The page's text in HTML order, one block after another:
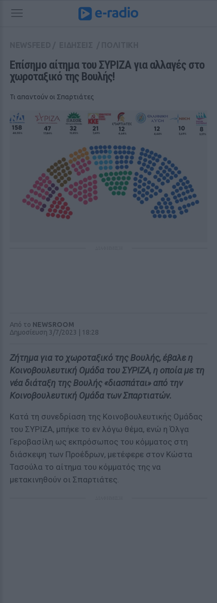
Επίσημο αίτημα του ΣΥΡΙΖΑ για αλλαγές στο
χωροταξικό της Βουλής!
Τι απαντούν οι Σπαρτιάτες
Από το NEWSROOM
Δημοσίευση 3/7/2023 | 18:28
Ζήτημα για το χωροταξικό της Βουλής, έβαλε η
Κοινοβουλευτική Ομάδα του ΣΥΡΙΖΑ, η οποία με τη
νέα διάταξη της Βουλής «διασπάται» από την
Κοινοβουλευτική Ομάδα των Σπαρτιατών.
Κατά τη συνεδρίαση της Κοινοβουλευτικής Ομάδας
του ΣΥΡΙΖΑ, μπήκε το εν λόγω θέμα, ενώ η Όλγα
Γεροβασίλη ως εκπρόσωπος του κόμματος στη
διάσκεψη των Προέδρων, μετέφερε στον Κώστα
Τασούλα το αίτημα του κόμματός της να
μετακινηθούν οι Σπαρτιάτες.